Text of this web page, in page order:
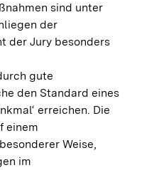
sind unter
der
der Jury besonders
gute
den Standard eines
erreichen. Die
einem
Weise,
im